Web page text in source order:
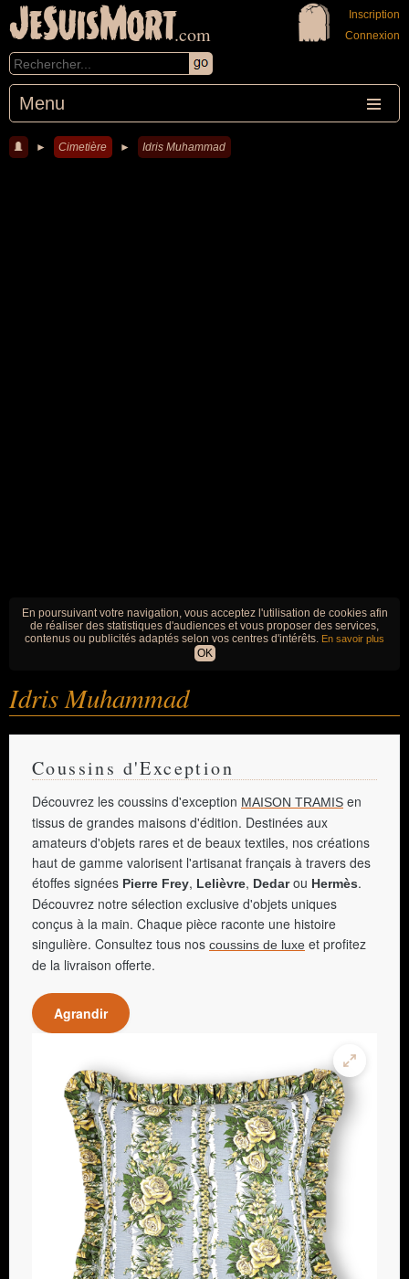
JeSuisMort.com
Menu
Inscription
Connexion
► Cimetière ► Idris Muhammad
En poursuivant votre navigation, vous acceptez l'utilisation de cookies afin
de réaliser des statistiques d'audiences et vous proposer des services,
contenus ou publicités adaptés selon vos centres d'intérêts. En savoir plus
OK
Idris Muhammad
Coussins d'Exception
Découvrez les coussins d'exception MAISON TRAMIS en
tissus de grandes maisons d'édition. Destinées aux
amateurs d'objets rares et de beaux textiles, nos créations
haut de gamme valorisent l'artisanat français à travers des
étoffes signées Pierre Frey, Lelièvre, Dedarou Hermès.
Découvrez notre sélection exclusive d'objets uniques
conçus à la main. Chaque pièce raconte une histoire
singulière. Consultez tous nos coussins de luxe et profitez
de la livraison offerte.
Agrandir